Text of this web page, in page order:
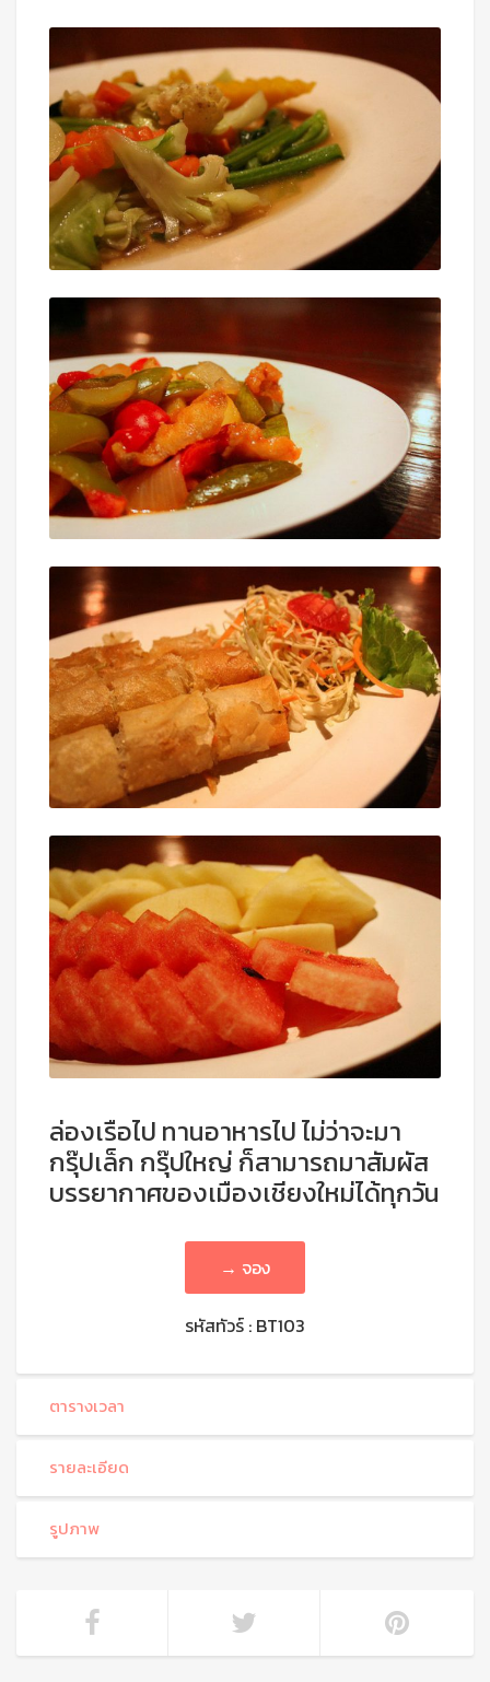
ล่องเรือไป ทานอาหารไป ไม่ว่าจะมา
กรุ๊ปเล็ก กรุ๊ปใหญ่ ก็สามารถมาสัมผัส
บรรยากาศของเมืองเชียงใหม่ได้ทุกวัน
→ จอง
รหัสทัวร์ : BT103
ตารางเวลา
รายละเอียด
รูปภาพ